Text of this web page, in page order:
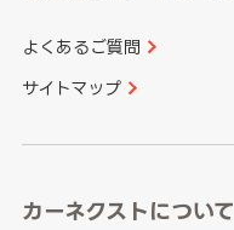
香川県
大分県
よくあるご質問
サイトマップ
カーネクストについて